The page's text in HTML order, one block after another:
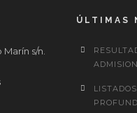
s/n.
ÚLTIMAS